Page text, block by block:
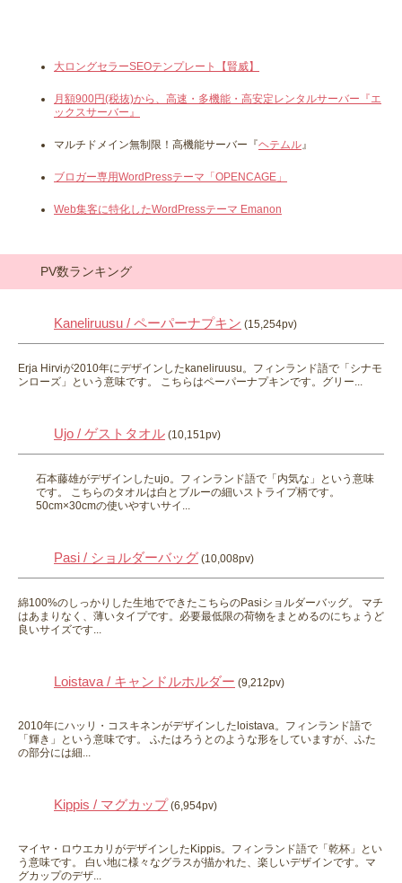
大ロングセラーSEOテンプレート【賢威】
月額900円(税抜)から、高速・多機能・高安定レンタルサーバー『エ
ックスサーバー』
マルチドメイン無制限！高機能サーバー『ヘテムル 』
ブロガー専用WordPressテーマ「OPENCAGE」
Web集客に特化したWordPressテーマ Emanon
PV数ランキング
Kaneliruusu / ペーパーナプキン (15,254pv)
Erja Hirviが2010年にデザインしたkaneliruusu。フィンランド語で「シナモ
ンローズ」という意味です。 こちらはペーパーナプキンです。グリー...
Ujo / ゲストタオル (10,151pv)
石本藤雄がデザインしたujo。フィンランド語で「内気な」という意味
です。 こちらのタオルは白とブルーの細いストライプ柄です。
50cm×30cmの使いやすいサイ...
Pasi / ショルダーバッグ (10,008pv)
綿100%のしっかりした生地でできたこちらのPasiショルダーバッグ。 マチ
はあまりなく、薄いタイプです。必要最低限の荷物をまとめるのにちょうど
良いサイズです...
Loistava / キャンドルホルダー (9,212pv)
2010年にハッリ・コスキネンがデザインしたloistava。フィンランド語で
「輝き」という意味です。 ふたはろうとのような形をしていますが、ふた
の部分には細...
Kippis / マグカップ (6,954pv)
マイヤ・ロウエカリがデザインしたKippis。フィンランド語で「乾杯」とい
う意味です。 白い地に様々なグラスが描かれた、楽しいデザインです。マ
グカップのデザ...